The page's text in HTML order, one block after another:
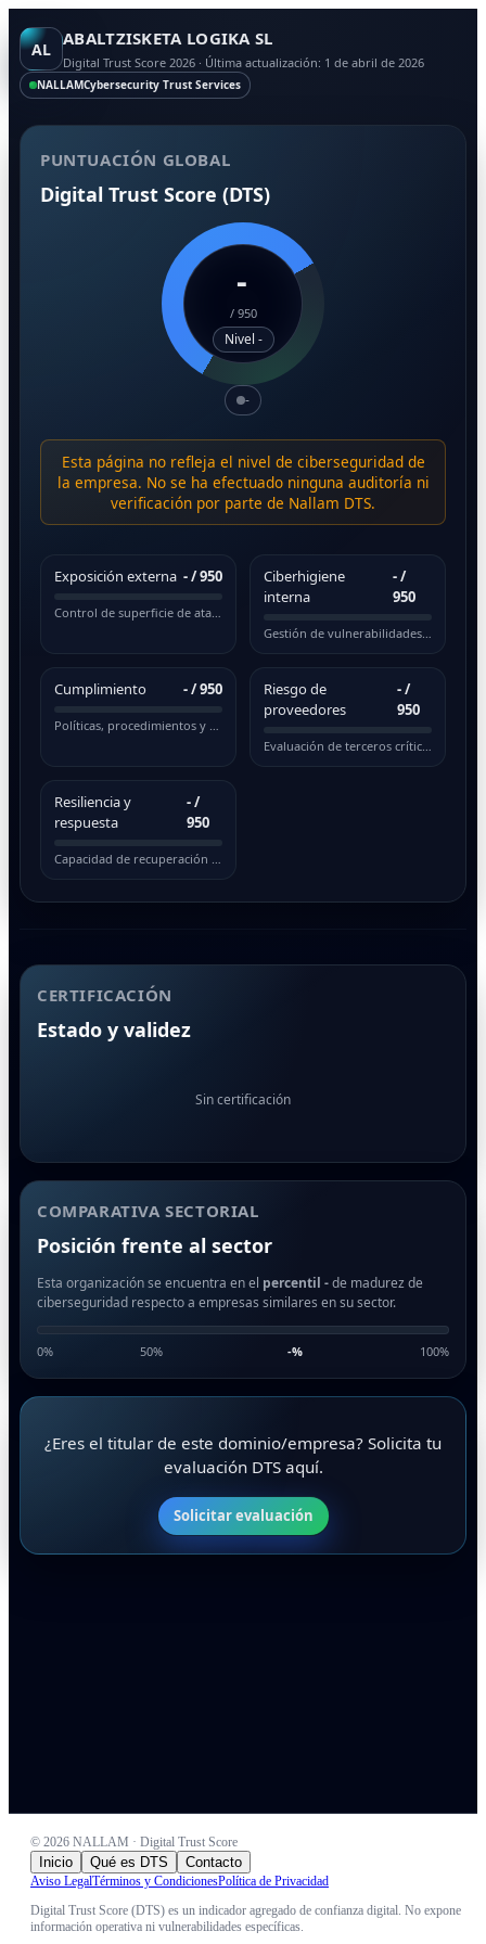
AL ABALTZISKETA LOGIKA SL
Digital Trust Score 2026 · Última actualización: 1 de abril de 2026
NALLAMCybersecurity Trust Services
PUNTUACIÓN GLOBAL
Digital Trust Score (DTS)
-
/ 950
Nivel -
-
Esta página no refleja el nivel de ciberseguridad de
la empresa. No se ha efectuado ninguna auditoría ni
verificación por parte de Nallam DTS.
Exposición externa -/ 950
Control de superficie de ataque pública
Ciberhigiene
interna
-/
950
Gestión de vulnerabilidades y actualizaciones
Cumplimiento -/ 950
Políticas, procedimientos y normativas
Riesgo de
proveedores
-/
950
Evaluación de terceros críticos
Resiliencia y
respuesta
-/
950
Capacidad de recuperación ante incidentes
CERTIFICACIÓN
Estado y validez
Sin certificación
COMPARATIVA SECTORIAL
Posición frente al sector
Esta organización se encuentra en el percentil -de madurez de
ciberseguridad respecto a empresas similares en su sector.
0% 50% -% 100%
¿Eres el titular de este dominio/empresa? Solicita tu
evaluación DTS aquí.
Solicitar evaluación
© 2026 NALLAM · Digital Trust Score
Inicio Qué es DTS Contacto
Aviso LegalTérminos y CondicionesPolítica de Privacidad
Digital Trust Score (DTS) es un indicador agregado de confianza digital. No expone
información operativa ni vulnerabilidades específicas.